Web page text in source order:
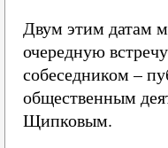
Двум этим датам
очередную
собеседником –
общественным
Щипковым.